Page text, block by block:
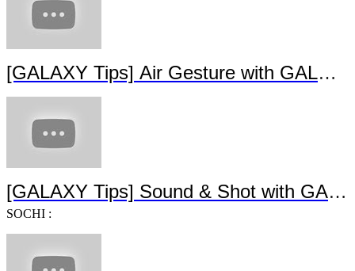
[GALAXY Tips] Air Gesture with
[GALAXY Tips] Sound & Shot with
SOCHI :